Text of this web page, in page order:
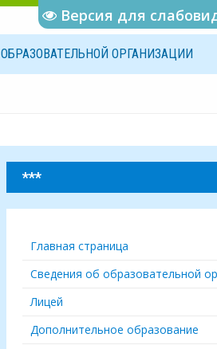
Версия для
ОБРАЗОВАТЕЛЬНОЙ ОРГАНИЗАЦИИ
***
Главная страница
Сведения об образовательной
Лицей
Дополнительное образование